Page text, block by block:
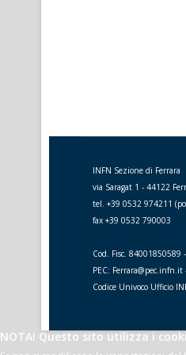
INFN Sezione di Ferrara
via Saragat 1 - 44122
tel. +39 0532 974211
fax +39 0532 790003
Cod. Fisc. 84001850589
PEC:
Codice Univoco Ufficio
NOTA! Questo sito utilizza i